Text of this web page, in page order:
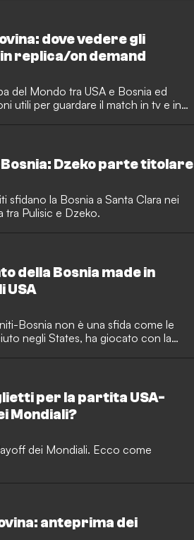
dove vedere gli
replica/on demand
del Mondo tra USA e Bosnia ed
utili per guardare il match in tv e in
e le ultime notizie sulle squadre.
Dzeko parte titolare
sfidano la Bosnia a Santa Clara nei
tra Pulisic e Dzeko.
della Bosnia made in
USA
Bosnia non è una sfida come le
negli States, ha giocato con la
in una gara amichevole, prima di
per la partita USA-
Mondiali?
dei Mondiali. Ecco come
anteprima dei